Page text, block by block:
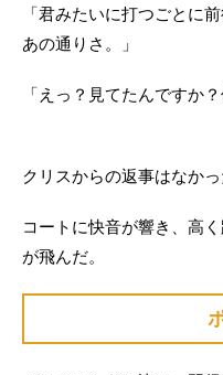
「君みたいに打つごとに
あの通りさ。」
「えっ？見てたんですか？
クリスからの返事はなかっ
コートに快音が響き、高
が飛んだ。